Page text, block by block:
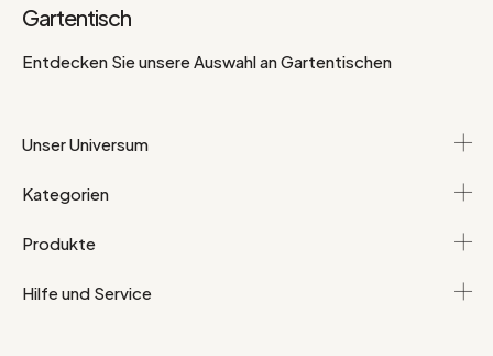
Gartentisch
Entdecken Sie unsere Auswahl an Gartentischen
Unser Universum
Kategorien
Produkte
Hilfe und Service